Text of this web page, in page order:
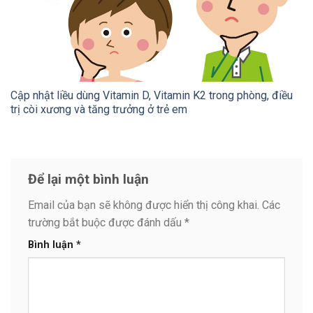
Cập nhật liều dùng Vitamin D, Vitamin K2 trong phòng, điều
trị còi xương và tăng trưởng ở trẻ em
Để lại một bình luận
Email của bạn sẽ không được hiển thị công khai. Các
trường bắt buộc được đánh dấu *
Bình luận *